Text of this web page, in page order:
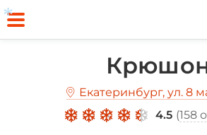
Екатеринбург, ул. 8
4.5 (158